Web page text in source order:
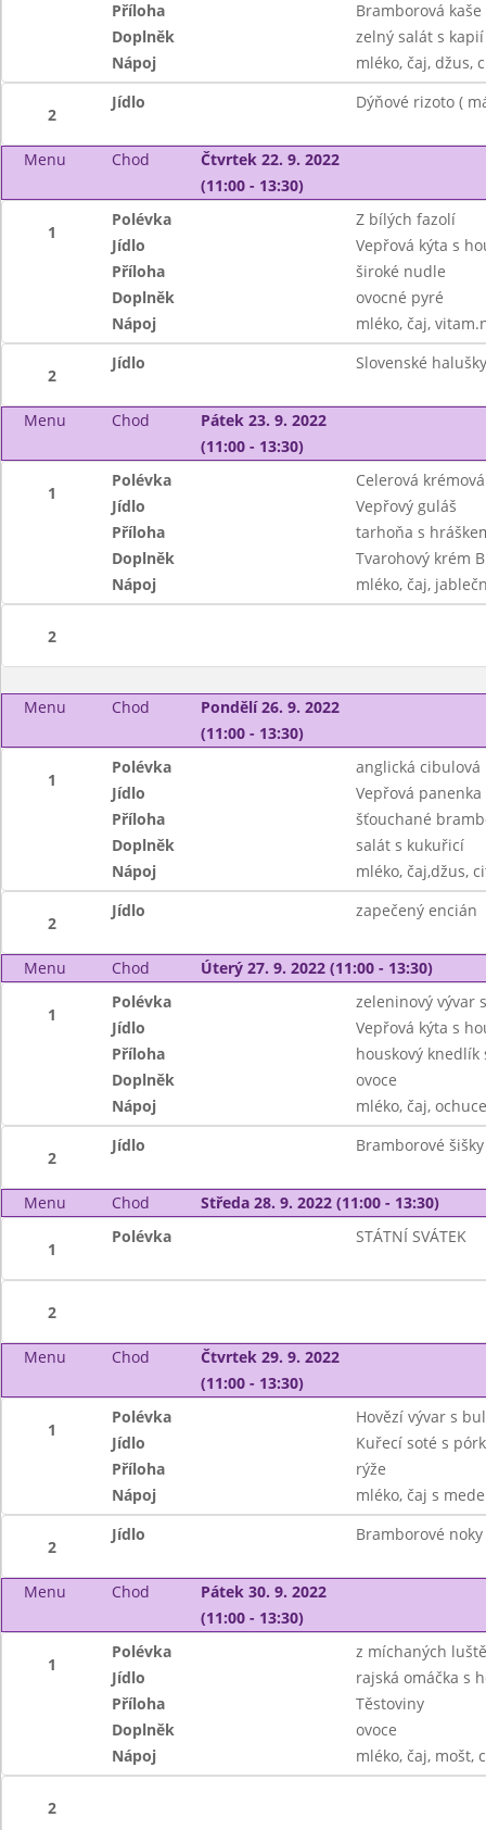
Příloha
Bramborová kaše
Doplněk
zelný salát s kapií
Nápoj
mléko, čaj, džus,
2
Jídlo Dýňové rizoto (
Menu Chod
Čtvrtek 22. 9. 2022
(11:00 - 13:30)
1
Polévka
Z bílých fazolí
Jídlo
Vepřová kýta s
Příloha
široké nudle
Doplněk
ovocné pyré
Nápoj
mléko, čaj,
2
Jídlo Slovenské
Menu Chod
Pátek 23. 9. 2022
(11:00 - 13:30)
1
Polévka
Celerová krémová
Jídlo
Vepřový guláš
Příloha
tarhoňa s
Doplněk
Tvarohový krém
Nápoj
mléko, čaj,
2
Menu Chod
Pondělí 26. 9. 2022
(11:00 - 13:30)
1
Polévka
anglická cibulová
Jídlo
Vepřová
Příloha
šťouchané
Doplněk
salát s kukuřicí
Nápoj
mléko, čaj,džus,
2
Jídlo zapečený encián
Menu Chod Úterý 27. 9. 2022 (11:00 - 13:30)
1
Polévka
zeleninový vývar
Jídlo
Vepřová kýta s
Příloha
houskový knedlík
Doplněk
ovoce
Nápoj
mléko, čaj,
2
Jídlo Bramborové
Menu Chod Středa 28. 9. 2022 (11:00 - 13:30)
1
Polévka STÁTNÍ SVÁTEK
2
Menu Chod
Čtvrtek 29. 9. 2022
(11:00 - 13:30)
1
Polévka
Hovězí vývar s
Jídlo
Kuřecí soté s
Příloha
rýže
Nápoj
mléko, čaj s
2
Jídlo Bramborové
Menu Chod
Pátek 30. 9. 2022
(11:00 - 13:30)
1
Polévka
z míchaných
Jídlo
rajská omáčka s
Příloha
Těstoviny
Doplněk
ovoce
Nápoj
mléko, čaj, mošt,
2